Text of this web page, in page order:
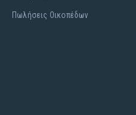
Πωλήσεις Οικοπέδων